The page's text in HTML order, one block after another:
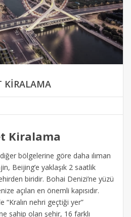
KIRALAMA
Kiralama
bölgelerine göre daha ılıman
Beijing’e yaklaşık 2 saatlik
biridir. Bohai Denizi’ne yüzü
açılan en önemli kapısıdır.
“Kralın nehri geçtiği yer”
sahip olan şehir, 16 farklı